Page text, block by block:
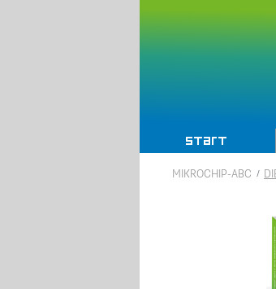
Navigation
überspringen
Start
MIKROCHIP-ABC